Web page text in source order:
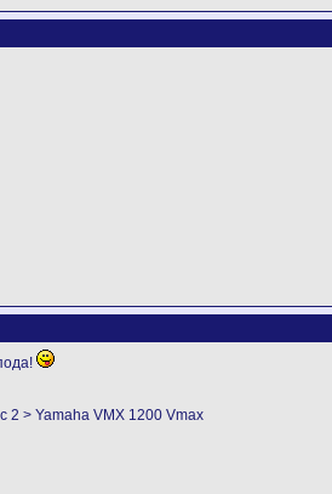
2 > Yamaha VMX 1200 Vmax